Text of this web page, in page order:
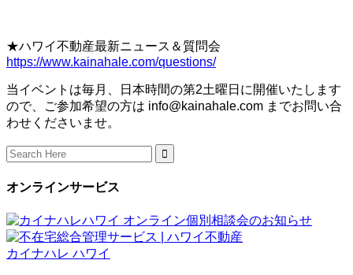
★ハワイ不動産最新ニュース＆質問会
https://www.kainahale.com/questions/
当イベントは毎月、日本時間の第2土曜日に開催いたします
ので、ご参加希望の方は info@kainahale.com までお問い合
わせくださいませ。
Search
for:
オンラインサービス